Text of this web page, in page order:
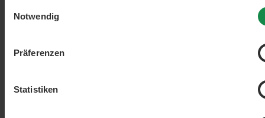
Notwendig
Präferenzen
Statistiken